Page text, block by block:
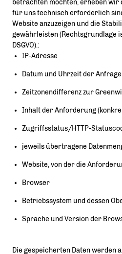
betrachten möchten, erheben wir
für uns technisch erforderlich
Website anzuzeigen und die
gewährleisten (Rechtsgrundlage
DSGVO).:
IP-Adresse
Datum und Uhrzeit der Anfrage
Zeitzonendifferenz zur
Inhalt der Anforderung
Zugriffsstatus/HTTP-
jeweils übertragene
Website, von der die
Browser
Betriebssystem und dessen
Sprache und Version der
Die gespeicherten Daten werden